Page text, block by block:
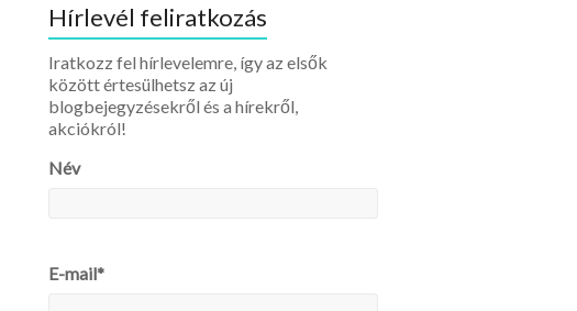
Hírlevél feliratkozás
Iratkozz fel hírlevelemre, így az elsők
között értesülhetsz az új
blogbejegyzésekről és a hírekről,
akciókról!
Név
E-mail*